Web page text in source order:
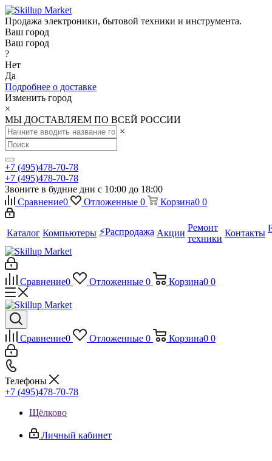
Продажа электроники, бытовой техники и инструмента.
Ваш город
Ваш город
?
Нет
Да
Подробнее о доставке
Изменить город
×
МЫ ДОСТАВЛЯЕМ ПО ВСЕЙ РОССИИ
×
+7 (495)478-70-78
+7 (495)478-70-78
Звоните в будние дни с 10:00 до 18:00
Сравнение0 Отложенные 0 Корзина0 0
Каталог Компьютеры ⚡️Распродажа Акции
Ремонт
техники
Контакты
Сравнение0 Отложенные 0 Корзина0 0
Сравнение0 Отложенные 0 Корзина0 0
Телефоны
+7 (495)478-70-78
Щёлково
Личный кабинет